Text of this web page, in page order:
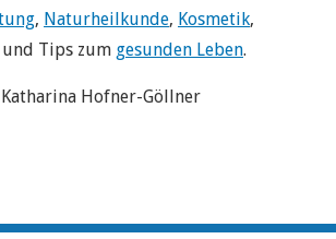
, Naturheilkunde, Kosmetik,
und Tips zum gesunden Leben.
Hofner-Göllner